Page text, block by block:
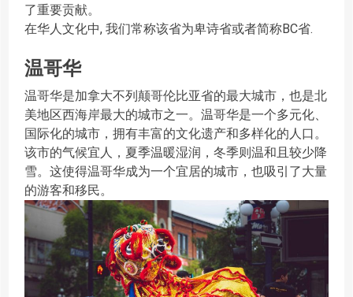
了重要贡献。
在华人文化中, 我们常称该省为卑诗省或者简称BC省.
温哥华
温哥华是加拿大不列颠哥伦比亚省的最大城市，也是北
美地区西海岸最大的城市之一。温哥华是一个多元化、
国际化的城市，拥有丰富的文化遗产和多样化的人口。
该市的气候宜人，夏季温暖湿润，冬季则温和且较少降
雪。这使得温哥华成为一个宜居的城市，也吸引了大量
的游客和移民。